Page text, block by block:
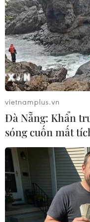
TIN LIÊN QUAN
vietnamplus.vn
Đà Nẵng: Khẩn
sóng cuốn mất